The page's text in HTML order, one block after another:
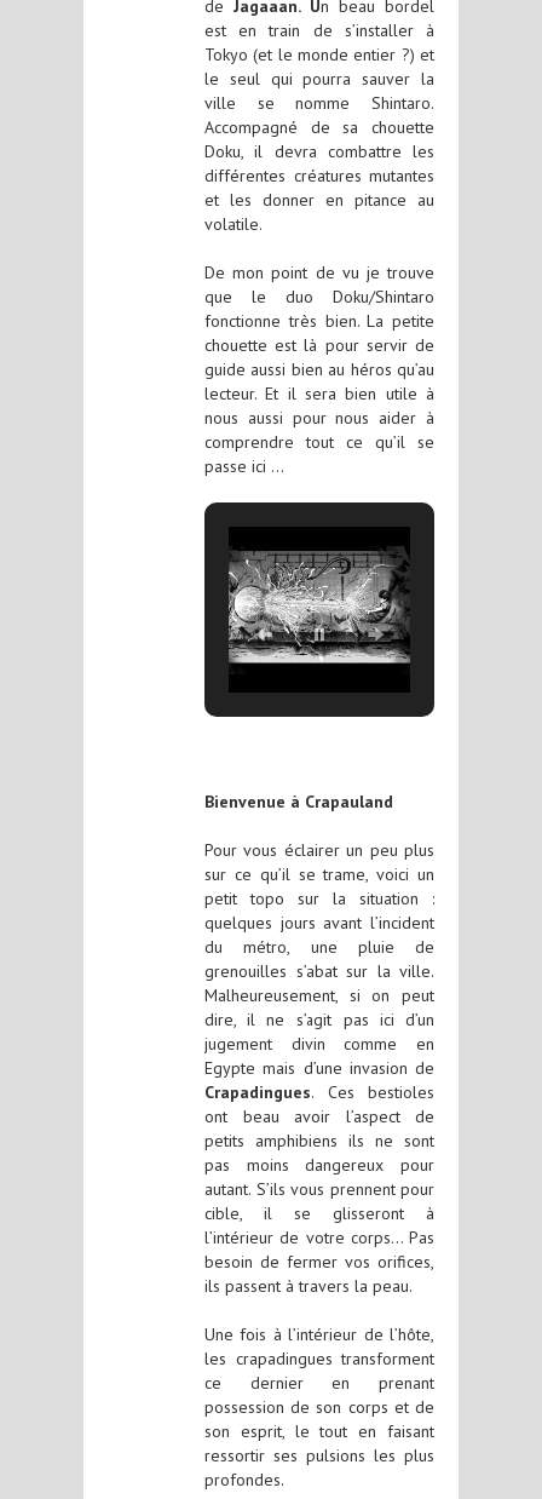
de Jagaaan. Un beau bordel
est en train de s’installer à
Tokyo (et le monde entier ?) et
le seul qui pourra sauver la
ville se nomme Shintaro.
Accompagné de sa chouette
Doku, il devra combattre les
différentes créatures mutantes
et les donner en pitance au
volatile.
De mon point de vu je trouve
que le duo Doku/Shintaro
fonctionne très bien. La petite
chouette est là pour servir de
guide aussi bien au héros qu’au
lecteur. Et il sera bien utile à
nous aussi pour nous aider à
comprendre tout ce qu’il se
passe ici …
Bienvenue à Crapauland
Pour vous éclairer un peu plus
sur ce qu’il se trame, voici un
petit topo sur la situation :
quelques jours avant l’incident
du métro, une pluie de
grenouilles s’abat sur la ville.
Malheureusement, si on peut
dire, il ne s’agit pas ici d’un
jugement divin comme en
Egypte mais d’une invasion de
Crapadingues. Ces bestioles
ont beau avoir l’aspect de
petits amphibiens ils ne sont
pas moins dangereux pour
autant. S’ils vous prennent pour
cible, il se glisseront à
l’intérieur de votre corps… Pas
besoin de fermer vos orifices,
ils passent à travers la peau.
Une fois à l’intérieur de l’hôte,
les crapadingues transforment
ce dernier en prenant
possession de son corps et de
son esprit, le tout en faisant
ressortir ses pulsions les plus
profondes.